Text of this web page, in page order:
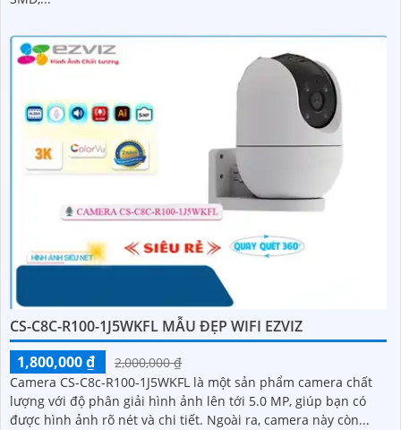
CS-C8C-R100-1J5WKFL MẪU ĐẸP WIFI EZVIZ
1,800,000 ₫
2,000,000 ₫
Camera CS-C8c-R100-1J5WKFL là một sản phẩm camera chất
lượng với độ phân giải hình ảnh lên tới 5.0 MP, giúp bạn có
được hình ảnh rõ nét và chi tiết. Ngoài ra, camera này còn...